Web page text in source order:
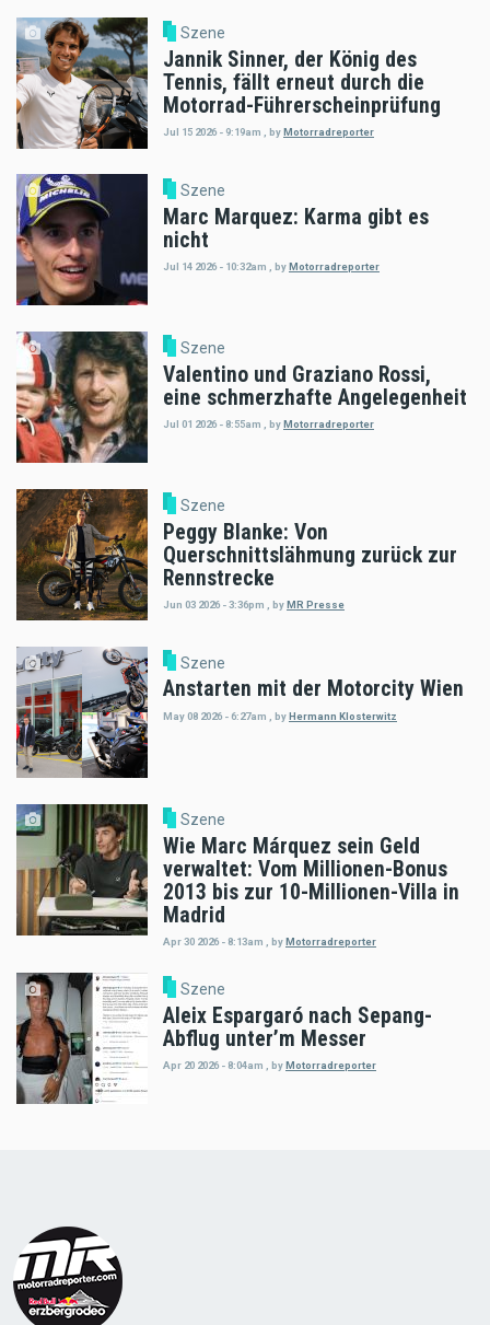
Szene
Jannik Sinner, der König des
Tennis, fällt erneut durch die
Motorrad-Führerscheinprüfung
Jul 15 2026 - 9:19am , by Motorradreporter
Szene
Marc Marquez: Karma gibt es
nicht
Jul 14 2026 - 10:32am , byMotorradreporter
Szene
Valentino und Graziano Rossi,
eine schmerzhafte Angelegenheit
Jul 01 2026 - 8:55am byMotorradreporter
Szene
Peggy Blanke: Von
Querschnittslähmung zurück zur
Rennstrecke
Jun 03 2026 - 3:36pm byMR Presse
Szene
Anstarten mit der Motorcity Wien
May 08 2026 - 6:27am byHermann Klosterwitz
Szene
Wie Marc Márquez sein Geld
verwaltet: Vom Millionen-Bonus
2013 bis zur 10-Millionen-Villa in
Madrid
Apr 30 2026 - 8:13am , by Motorradreporter
Szene
Aleix Espargaró nach Sepang-
Abflug unter’m Messer
Apr 20 2026 - 8:04am byMotorradreporter